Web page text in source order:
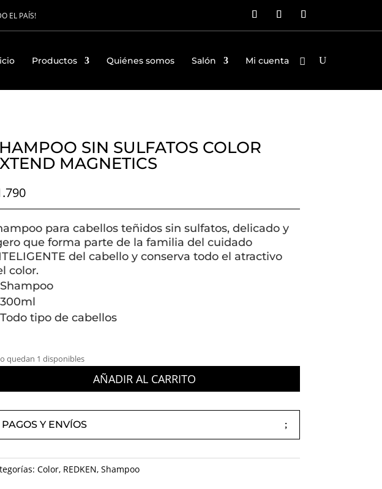
EL PAÍS!
Productos Quiénes somos Salón Mi cuenta
SIN SULFATOS COLOR
MAGNETICS
para cabellos teñidos sin sulfatos, delicado y
que forma parte de la familia del cuidado
del cabello y conserva todo el atractivo
color.
Shampoo
300ml
Todo tipo de cabellos
quedan 1 disponibles
AÑADIR AL CARRITO
PAGOS Y ENVÍOS
Color, REDKEN, Shampoo